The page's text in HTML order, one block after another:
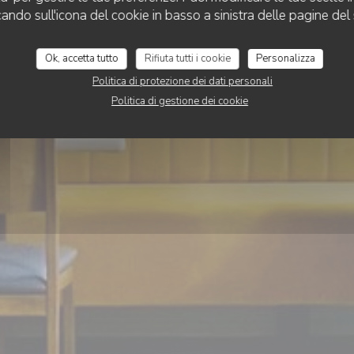
sull'icona del cookie in basso a sinistra delle pagine del
Ok, accetta tutto Rifiuta tutti i cookie
Personalizza
Politica di protezione dei dati personali
Politica di gestione dei cookie
aux 4
PRENOTA